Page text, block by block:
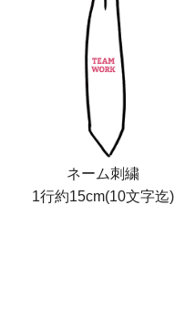
ネーム刺繍
1行約15cm(10文字迄)